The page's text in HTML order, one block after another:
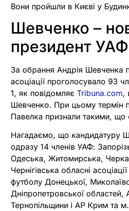
Вони пройшли в Києві у
Шевченко –
президент УАФ
За обрання Андрія Шевченка
асоціації проголосувало 93
1, як повідомляє Tribuna.com,
Шевченко. При цьому термін
Павелка признали такими, що
Нагадаємо, що кандидатуру
одразу 14 членів УАФ:
Одеська, Житомирська,
Чернігівська обласні
футболу Донецької,
Дніпропетровської областей,
Тернопільщини і АР Крим та